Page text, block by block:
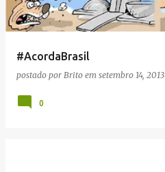
#AcordaBrasil
postado por Brito em setembro 14, 2013
0